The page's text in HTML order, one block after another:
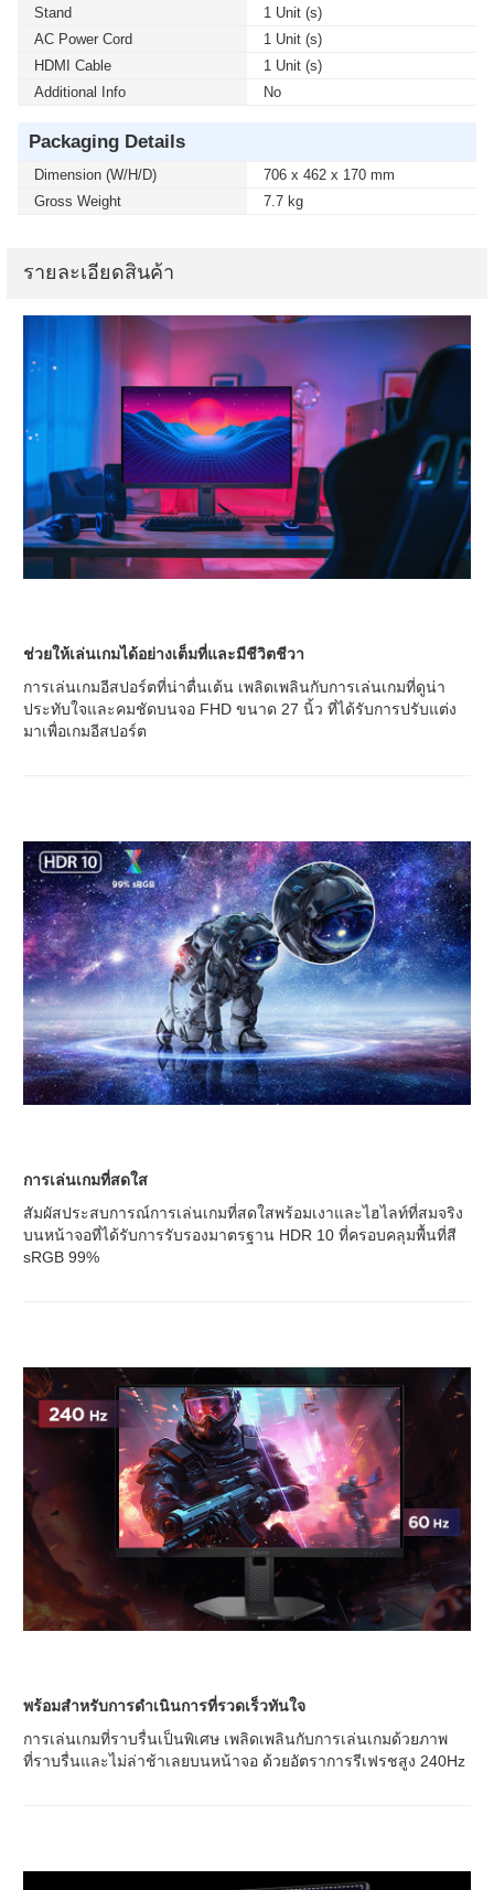
Stand
1 Unit (s)
AC Power Cord
1 Unit (s)
HDMI Cable
1 Unit (s)
Additional Info
No
Packaging Details
Dimension (W/H/D)
706 x 462 x 170 mm
Gross Weight
7.7 kg
รายละเอียดสินค้า
ช่วยให้เล่นเกมได้อย่างเต็มที่และมีชีวิตชีวา
การเล่นเกมอีสปอร์ตที่น่าตื่นเต้น เพลิดเพลินกับการเล่นเกมที่ดูน่า
ประทับใจและคมชัดบนจอ FHD ขนาด 27 นิ้ว ที่ได้รับการปรับแต่ง
มาเพื่อเกมอีสปอร์ต
การเล่นเกมที่สดใส
สัมผัสประสบการณ์การเล่นเกมที่สดใสพร้อมเงาและไฮไลท์ที่สมจริง
บนหน้าจอที่ได้รับการรับรองมาตรฐาน HDR 10 ที่ครอบคลุมพื้นที่สี
sRGB 99%
พร้อมสำหรับการดำเนินการที่รวดเร็วทันใจ
การเล่นเกมที่ราบรื่นเป็นพิเศษ เพลิดเพลินกับการเล่นเกมด้วยภาพ
ที่ราบรื่นและไม่ล่าช้าเลยบนหน้าจอ ด้วยอัตราการรีเฟรชสูง 240Hz